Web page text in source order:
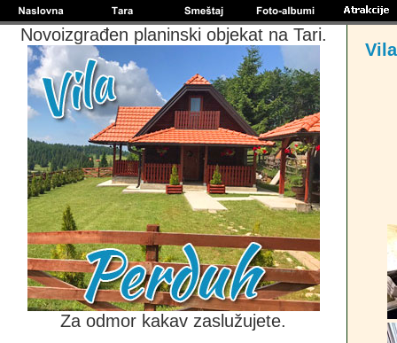
Novoizgrađen planinski objekat na Tari.
Za odmor kakav zaslužujete.